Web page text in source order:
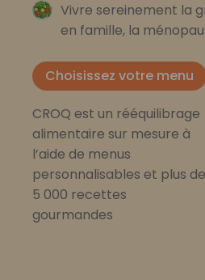
Vivre sereinement la
en famille, la
Choisissez votre menu
CROQ est un rééquilibrage
alimentaire sur mesure à
l’aide de menus
personnalisables et plus de
5 000 recettes
gourmandes